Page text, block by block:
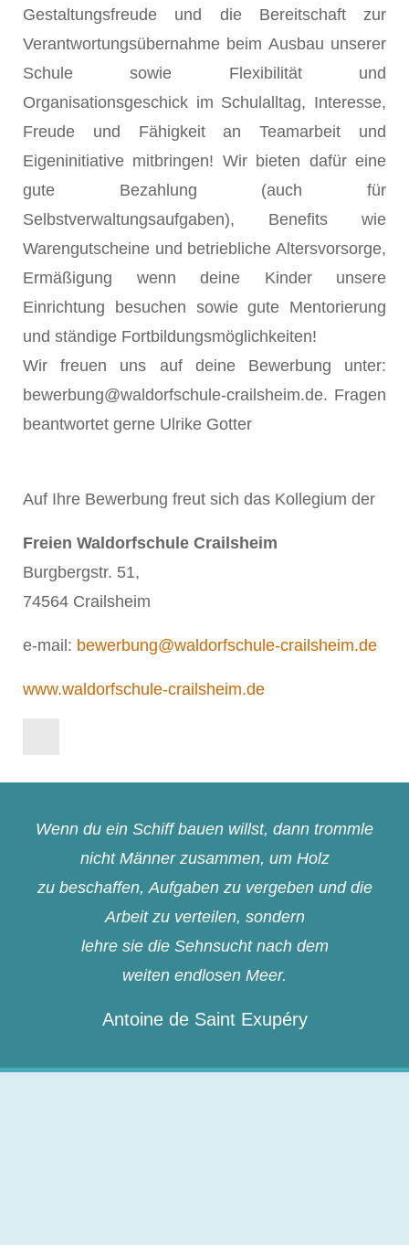
Gestaltungsfreude und die Bereitschaft zur
Verantwortungsübernahme beim Ausbau unserer
Schule sowie Flexibilität und
Organisationsgeschick im Schulalltag, Interesse,
Freude und Fähigkeit an Teamarbeit und
Eigeninitiative mitbringen! Wir bieten dafür eine
gute Bezahlung (auch für
Selbstverwaltungsaufgaben), Benefits wie
Warengutscheine und betriebliche Altersvorsorge,
Ermäßigung wenn deine Kinder unsere
Einrichtung besuchen sowie gute Mentorierung
und ständige Fortbildungsmöglichkeiten!
Wir freuen uns auf deine Bewerbung unter:
bewerbung@waldorfschule-crailsheim.de. Fragen
beantwortet gerne Ulrike Gotter
Auf Ihre Bewerbung freut sich das Kollegium der
Freien Waldorfschule Crailsheim
Burgbergstr. 51,
74564 Crailsheim
e-mail: bewerbung@waldorfschule-crailsheim.de
www.waldorfschule-crailsheim.de
Wenn du ein Schiff bauen willst, dann trommle
nicht Männer zusammen, um Holz
zu beschaffen, Aufgaben zu vergeben und die
Arbeit zu verteilen, sondern
lehre sie die Sehnsucht nach dem
weiten endlosen Meer.
Antoine de Saint Exupéry